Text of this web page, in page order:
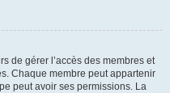
de gérer l’accès des membres et
Chaque membre peut appartenir
peut avoir ses permissions. La